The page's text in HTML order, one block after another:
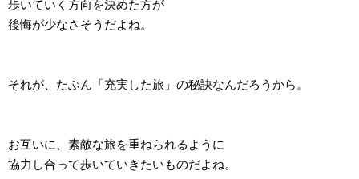
歩いていく方向を決めた方が
後悔が少なさそうだよね。
それが、たぶん「充実した旅」の秘訣なんだろうから。
お互いに、素敵な旅を重ねられるように
協力し合って歩いていきたいものだよね。